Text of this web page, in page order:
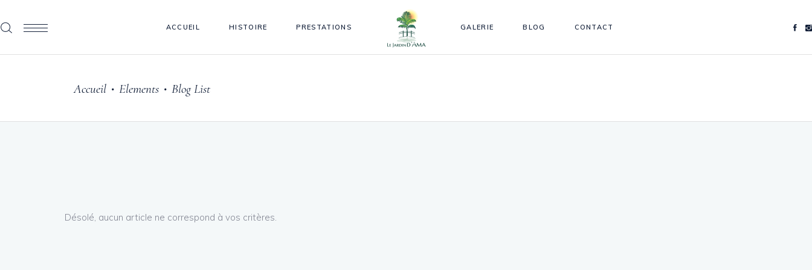
ACCUEIL HISTOIRE PRESTATIONS GALERIE BLOG CONTACT
Accueil • Elements • Blog List
Désolé, aucun article ne correspond à vos critères.